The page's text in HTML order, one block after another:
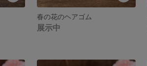
春の花のヘアゴム
展示中